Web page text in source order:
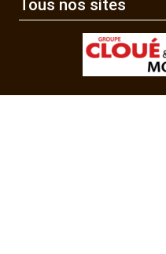
Tous nos sites